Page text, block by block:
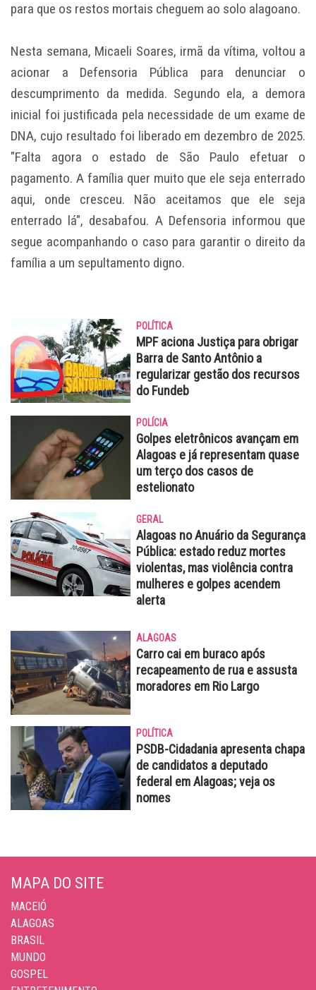
para que os restos mortais cheguem ao solo alagoano.
Nesta semana, Micaeli Soares, irmã da vítima, voltou a
acionar a Defensoria Pública para denunciar o
descumprimento da medida. Segundo ela, a demora
inicial foi justificada pela necessidade de um exame de
DNA, cujo resultado foi liberado em dezembro de 2025.
"Falta agora o estado de São Paulo efetuar o
pagamento. A família quer muito que ele seja enterrado
aqui, onde cresceu. Não aceitamos que ele seja
enterrado lá", desabafou. A Defensoria informou que
segue acompanhando o caso para garantir o direito da
família a um sepultamento digno.
POLÍTICA
MPF aciona Justiça para obrigar
Barra de Santo Antônio a
regularizar gestão dos recursos
do Fundeb
POLÍCIA
Golpes eletrônicos avançam em
Alagoas e já representam quase
um terço dos casos de
estelionato
GERAL
Alagoas no Anuário da Segurança
Pública: estado reduz mortes
violentas, mas violência contra
mulheres e golpes acendem
alerta
ALAGOAS
Carro cai em buraco após
recapeamento de rua e assusta
moradores em Rio Largo
POLÍTICA
PSDB-Cidadania apresenta chapa
de candidatos a deputado
federal em Alagoas; veja os
nomes
MAPA DO SITE
MACEIÓ
ALAGOAS
BRASIL
MUNDO
GOSPEL